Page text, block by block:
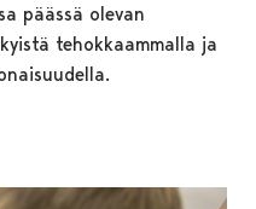
päässä olevan
tehokkaammalla ja